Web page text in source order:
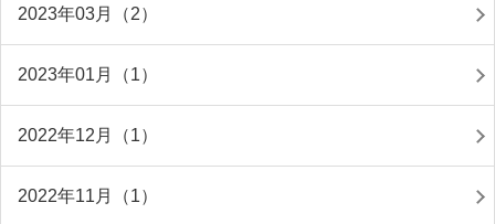
2023年03月（2）
2023年01月（1）
2022年12月（1）
2022年11月（1）